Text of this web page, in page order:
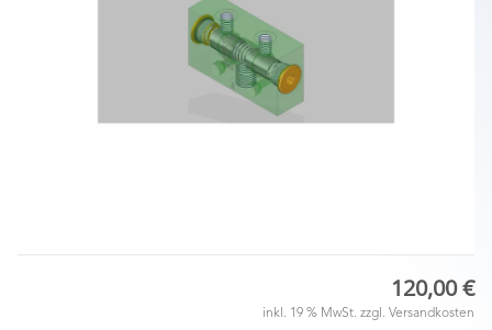
120,00 €
inkl. 19 % MwSt. zzgl. Versandkosten